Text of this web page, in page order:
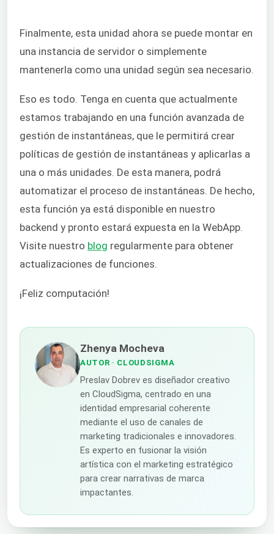
Finalmente, esta unidad ahora se puede montar en
una instancia de servidor o simplemente
mantenerla como una unidad según sea necesario.
Eso es todo. Tenga en cuenta que actualmente
estamos trabajando en una función avanzada de
gestión de instantáneas, que le permitirá crear
políticas de gestión de instantáneas y aplicarlas a
una o más unidades. De esta manera, podrá
automatizar el proceso de instantáneas. De hecho,
esta función ya está disponible en nuestro
backend y pronto estará expuesta en la WebApp.
Visite nuestro blog regularmente para obtener
actualizaciones de funciones.
¡Feliz computación!
Zhenya Mocheva
AUTOR · CLOUDSIGMA
Preslav Dobrev es diseñador creativo
en CloudSigma, centrado en una
identidad empresarial coherente
mediante el uso de canales de
marketing tradicionales e innovadores.
Es experto en fusionar la visión
artística con el marketing estratégico
para crear narrativas de marca
impactantes.